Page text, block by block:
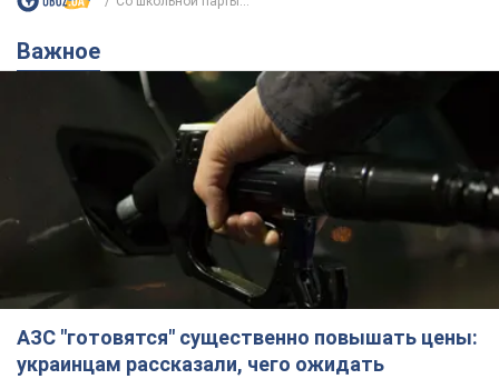
АЗС "готовятся" существенно повышать цены:
украинцам рассказали, чего ожидать
Как на заправках уже переписали стоимость топлива
11 часов назад
"Белый дом не является
собственностью Трампа": суд США
приостановил строительство
бального зала стоимостью 400 млн
Трамп уже заявил, что немедленно подаст